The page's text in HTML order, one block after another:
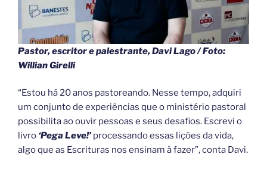
Pastor, escritor e palestrante, Davi Lago / Foto:
Willian Girelli
“Estou há 20 anos pastoreando. Nesse tempo, adquiri
um conjunto de experiências que o ministério pastoral
possibilita ao ouvir pessoas e seus desafios. Escrevi o
livro ‘Pega Leve!’ processando essas lições da vida,
algo que as Escrituras nos ensinam à fazer”, conta Davi.